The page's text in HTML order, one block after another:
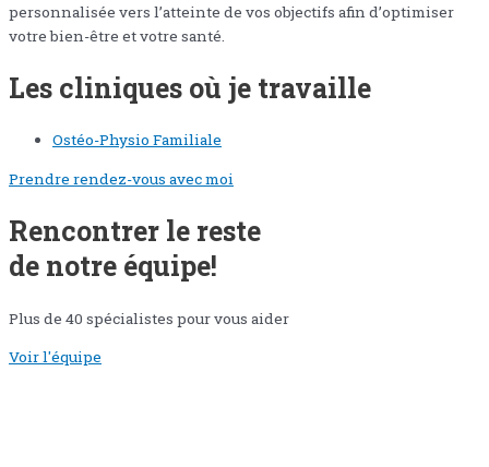
personnalisée vers l’atteinte de vos objectifs afin d’optimiser
votre bien-être et votre santé.
Les cliniques où je travaille
Ostéo-Physio Familiale
Prendre rendez-vous avec moi
Rencontrer le reste
de notre équipe!
Plus de 40 spécialistes pour vous aider
Voir l'équipe